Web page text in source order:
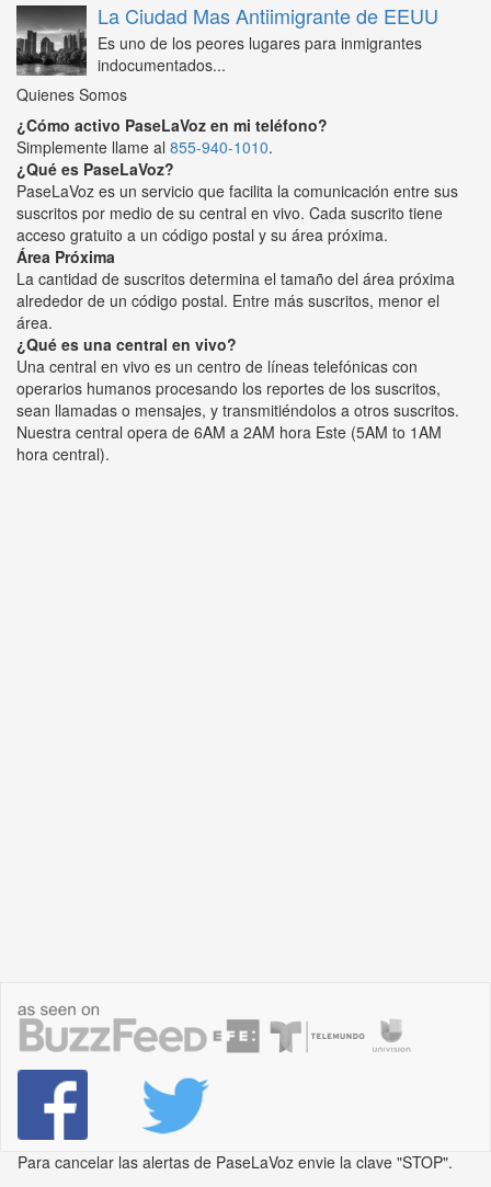
La Ciudad Mas Antiimigrante de EEUU
Es uno de los peores lugares para inmigrantes
indocumentados...
Quienes Somos
¿Cómo activo PaseLaVoz en mi teléfono?
Simplemente llame al 855-940-1010.
¿Qué es PaseLaVoz?
PaseLaVoz es un servicio que facilita la comunicación entre sus
suscritos por medio de su central en vivo. Cada suscrito tiene
acceso gratuito a un código postal y su área próxima.
Área Próxima
La cantidad de suscritos determina el tamaño del área próxima
alrededor de un código postal. Entre más suscritos, menor el
área.
¿Qué es una central en vivo?
Una central en vivo es un centro de líneas telefónicas con
operarios humanos procesando los reportes de los suscritos,
sean llamadas o mensajes, y transmitiéndolos a otros suscritos.
Nuestra central opera de 6AM a 2AM hora Este (5AM to 1AM
hora central).
Para cancelar las alertas de PaseLaVoz envie la clave "STOP".